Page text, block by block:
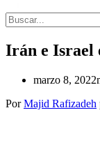
Buscar...
Irán e Israel
marzo 8, 2022
PorMajid Rafizadeh